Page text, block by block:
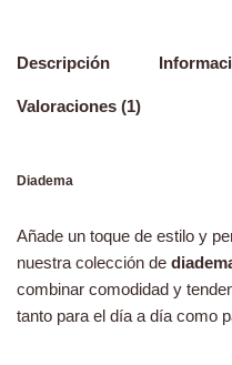
Descripción
Valoraciones (1)
Diadema
Añade un toque de estilo y
nuestra colección de
combinar comodidad y
tanto para el día a día como